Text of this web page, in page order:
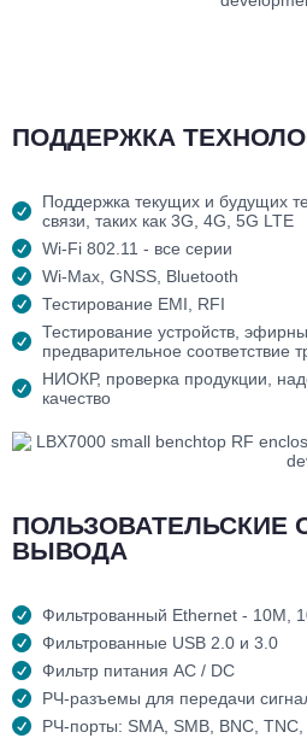
ПОДДЕРЖКА
Поддержка текущих и будущих
связи, таких как 3G, 4G, 5G LTE
Wi-Fi 802.11 - все серии
Wi-Max, GNSS, Bluetooth
Тестирование EMI, RFI
Тестирование устройств,
предварительное соответствие
НИОКР, проверка продукции,
качество
ПОЛЬЗОВАТЕЛЬСКИЕ
ВЫВОДА
Фильтрованный Ethernet - 10M,
Фильтрованные USB 2.0 и 3.0
Фильтр питания AC / DC
РЧ-разъемы для передачи
РЧ-порты: SMA, SMB, BNC, TNC,